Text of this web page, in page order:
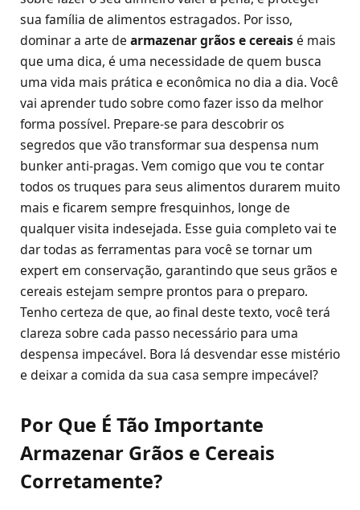
sua família de alimentos estragados. Por isso,
dominar a arte de armazenar grãos e cereaisé mais
que uma dica, é uma necessidade de quem busca
uma vida mais prática e econômica no dia a dia. Você
vai aprender tudo sobre como fazer isso da melhor
forma possível. Prepare-se para descobrir os
segredos que vão transformar sua despensa num
bunker anti-pragas. Vem comigo que vou te contar
todos os truques para seus alimentos durarem muito
mais e ficarem sempre fresquinhos, longe de
qualquer visita indesejada. Esse guia completo vai te
dar todas as ferramentas para você se tornar um
expert em conservação, garantindo que seus grãos e
cereais estejam sempre prontos para o preparo.
Tenho certeza de que, ao final deste texto, você terá
clareza sobre cada passo necessário para uma
despensa impecável. Bora lá desvendar esse mistério
e deixar a comida da sua casa sempre impecável?
Por Que É Tão Importante
Armazenar Grãos e Cereais
Corretamente?